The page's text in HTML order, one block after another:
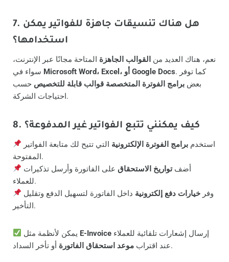
7. هل هناك تنسيقات جاهزة للفواتير يمكن
استخدامها؟
نعم، هناك العديد من القوالب الجاهزة المتاحة مجانًا عبر الإنترنت،
Microsoft Word، Excel، أو Google Docs. كما توفر
بعض برامج الفوترة المتخصصة قوالب قابلة للتخصيص حسب
احتياجات الشركة.
8. كيف يمكنني تتبع الفواتير غير المدفوعة؟
استخدم برامج الفوترة الإلكترونية التي تتيح لك متابعة الفواتير
المفتوحة.
أضفتواريخ الاستحقاق على الفاتورة وأرسل تذكيرات
للعملاء.
وفر خيارات دفع إلكترونية داخل الفاتورة لتسهيل الدفع وتقليل
التأخير.
E-Invoice
عند اقتراب موعد استحقاق الفاتورة أو تأخر السداد.